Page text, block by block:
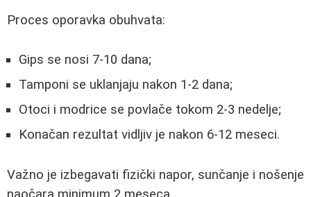
Proces oporavka obuhvata:
Gips se nosi 7-10 dana;
Tamponi se uklanjaju nakon 1-2 dana;
Otoci i modrice se povlače tokom 2-3 nedelje;
Konačan rezultat vidljiv je nakon 6-12 meseci.
Važno je izbegavati fizički napor, sunčanje i nošenje